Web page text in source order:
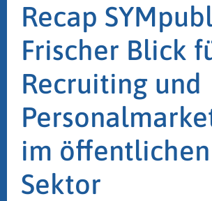
Recap
Frischer Blick
Recruiting und
im öffentlichen
Sektor